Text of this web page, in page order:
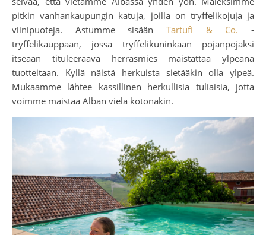
pitkin vanhankaupungin katuja, joilla on tryffelikojuja ja
viinipuoteja. Astumme sisään Tartufi & Co. -
tryffelikauppaan, jossa tryffelikuninkaan pojanpojaksi
itseään tituleeraava herrasmies maistattaa ylpeänä
tuotteitaan. Kyllä näistä herkuista sietääkin olla ylpeä.
Mukaamme lähtee kassillinen herkullisia tuliaisia, jotta
voimme maistaa Alban vielä kotonakin.